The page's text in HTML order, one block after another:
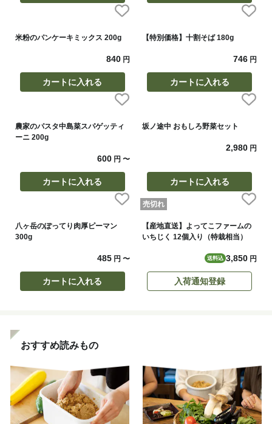
米粉のパンケーキミックス 200g
840円
カートに入れる
【特別価格】十割そば 180g
746 円
カートに入れる
農家のパスタ中島菜スパゲッティ
ーニ 200g
600円 〜
カートに入れる
坂ノ途中 おもしろ野菜セット
2,980 円
カートに入れる
八ヶ岳のぽってり肉厚ピーマン
300g
485円 〜
カートに入れる
売切れ
【産地直送】よってこファームの
いちじく 12個入り（特栽相当）
送料込 3,850 円
入荷通知登録
おすすめ読みもの